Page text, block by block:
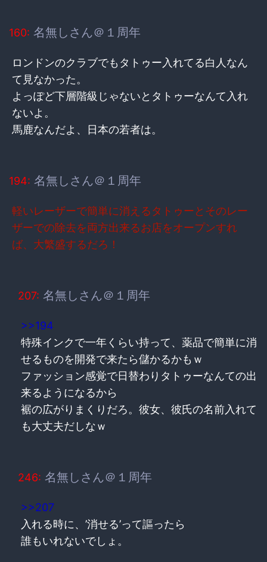
160: 名無しさん＠１周年
ロンドンのクラブでもタトゥー入れてる白人なん
て見なかった。
よっぽど下層階級じゃないとタトゥーなんて入れ
ないよ。
馬鹿なんだよ、日本の若者は。
194: 名無しさん＠１周年
軽いレーザーで簡単に消えるタトゥーとそのレー
ザーでの除去を両方出来るお店をオープンすれ
ば、大繁盛するだろ！
207: 名無しさん＠１周年
>>194
特殊インクで一年くらい持って、薬品で簡単に消
せるものを開発で来たら儲かるかもｗ
ファッション感覚で日替わりタトゥーなんての出
来るようになるから
裾の広がりまくりだろ。彼女、彼氏の名前入れて
も大丈夫だしなｗ
246: 名無しさん＠１周年
>>207
入れる時に、’消せる’って謳ったら
誰もいれないでしょ。